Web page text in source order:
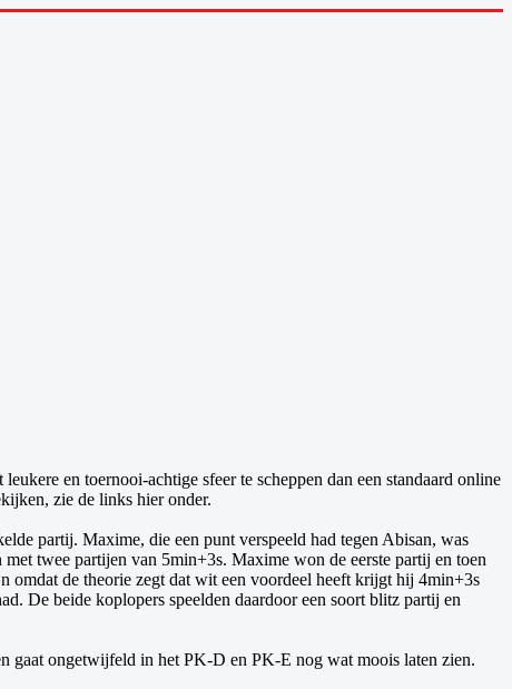
en toernooi-achtige sfeer te scheppen dan een standaard online
zie de links hieronder.
partij. Maxime, die een punt verspeeld had tegen Abisan, was
twee partijen van 5min+3s. Maxime won de eerste partij en toen
omdat de theorie zegt dat wit een voordeel heeft krijgt hij 4min+3s
De beide koplopers speelden daardoor een soort blitz partij en
gaat ongetwijfeld in het PK-D en PK-E nog wat moois laten zien.